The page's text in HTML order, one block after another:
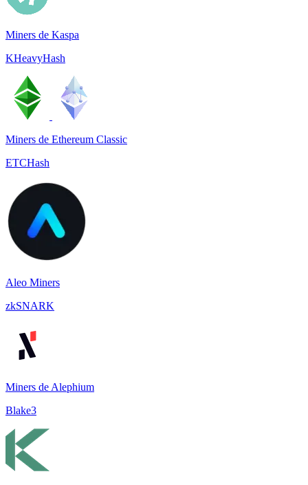
Miners de Kaspa
KHeavyHash
Miners de Ethereum Classic
ETCHash
Aleo Miners
zkSNARK
Miners de Alephium
Blake3